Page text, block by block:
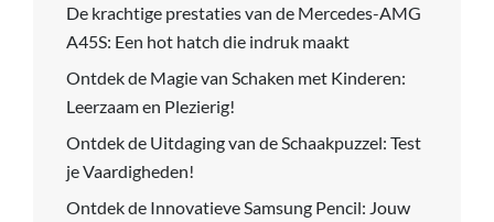
De krachtige prestaties van de Mercedes-AMG
A45S: Een hot hatch die indruk maakt
Ontdek de Magie van Schaken met Kinderen:
Leerzaam en Plezierig!
Ontdek de Uitdaging van de Schaakpuzzel: Test
je Vaardigheden!
Ontdek de Innovatieve Samsung Pencil: Jouw